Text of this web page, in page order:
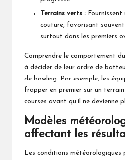
Terrains verts : Fournissent
couture, favorisant souvent
surtout dans les premiers
Comprendre le comportement
à décider de leur ordre de
de bowling. Par exemple, les
frapper en premier sur un
courses avant qu’il ne devienne
Modèles
affectant les
Les conditions météorologiques